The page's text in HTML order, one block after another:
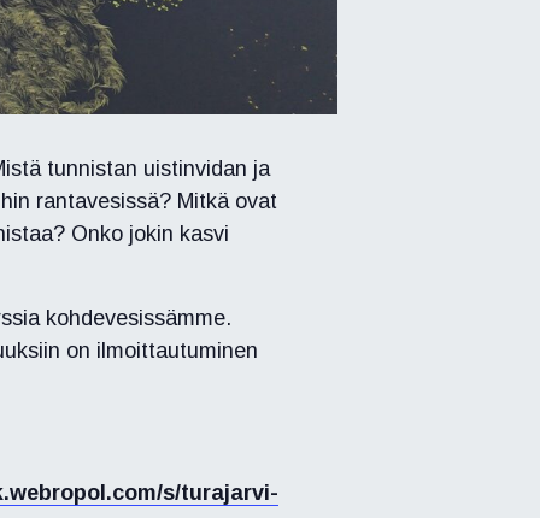
tunnistan uistinvidan ja
rantavesissä? Mitkä ovat
Onko jokin kasvi
kohdevesissämme.
on ilmoittautuminen
s/turajarvi-